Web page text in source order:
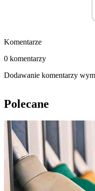
Komentarze
0 komentarzy
Dodawanie komentarzy
Polecane